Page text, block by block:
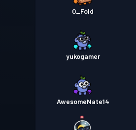
0_Fold
yukogamer
AwesomeNate14